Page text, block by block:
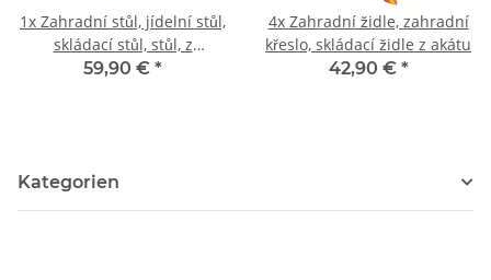
1x Zahradní stůl, jídelní stůl,
skládací stůl, stůl, z
akáciového dřeva
59,90 € *
4x Zahradní židle, zahradní
křeslo, skládací židle z akátu
42,90 € *
Kategorien